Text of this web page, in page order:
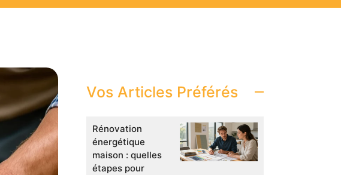
Vos Articles Préférés
Rénovation
énergétique
maison : quelles
étapes pour